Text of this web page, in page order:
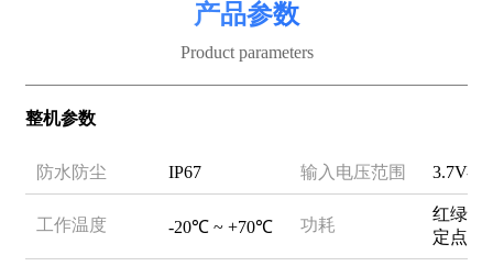
产品参数
Product parameters
整机参数
防水防尘 IP67 输入电压范围 3.7V-5V
工作温度 -20℃ ~ +70℃ 功耗
红绿灯
定点定